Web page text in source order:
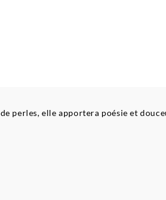
perles, elle apportera poésie et